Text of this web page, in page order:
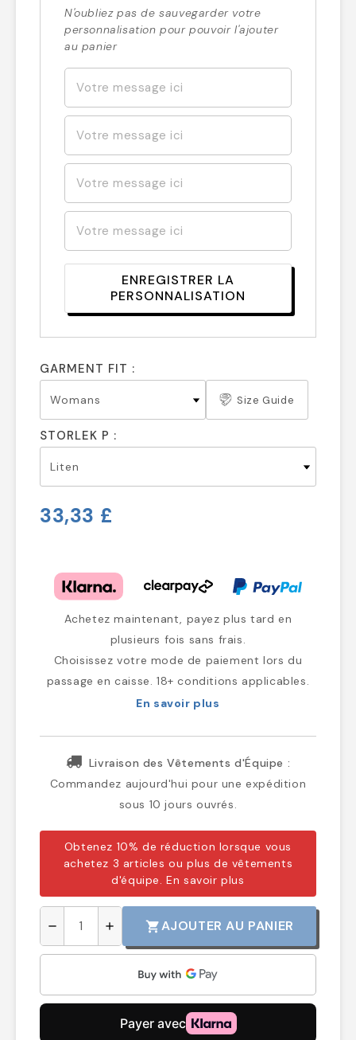
N'oubliez pas de sauvegarder votre
personnalisation pour pouvoir l'ajouter
au panier
ENREGISTRER LA
PERSONNALISATION
GARMENT FIT :
Size Guide
STORLEK P :
33,33 £
Achetez maintenant, payez plus tard en
plusieurs fois sans frais.
Choisissez votre mode de paiement lors du
passage en caisse. 18+ conditions applicables.
En savoir plus
Livraison des Vêtements d'Équipe :
Commandez aujourd'hui pour une expédition
sous 10 jours ouvrés.
Obtenez 10% de réduction lorsque vous
achetez 3 articles ou plus de vêtements
d'équipe.En savoir plus
remove add shopping_cartAJOUTER AU PANIER